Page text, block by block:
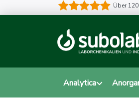
Über
Analytica